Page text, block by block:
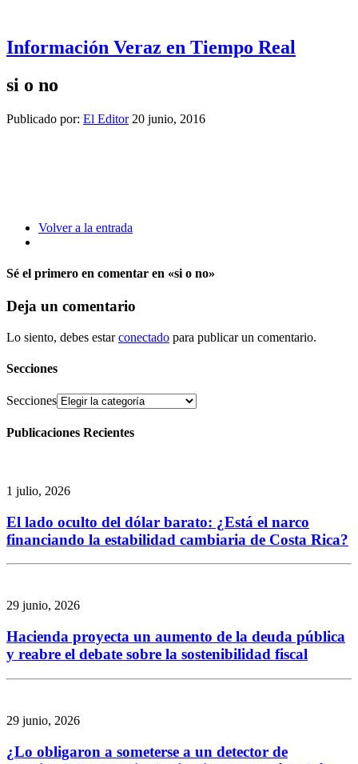
Información Veraz en Tiempo Real
si o no
Publicado por: El Editor 20 junio, 2016
Volver a la entrada
Sé el primero en comentar en «si o no»
Deja un comentario
Lo siento, debes estarconectado para publicar un comentario.
Secciones
Secciones
Publicaciones Recientes
1 julio, 2026
El lado oculto del dólar barato: ¿Está el narco
financiando la estabilidad cambiaria de Costa Rica?
29 junio, 2026
Hacienda proyecta un aumento de la deuda pública
y reabre el debate sobre la sostenibilidad fiscal
29 junio, 2026
¿Lo obligaron a someterse a un detector de